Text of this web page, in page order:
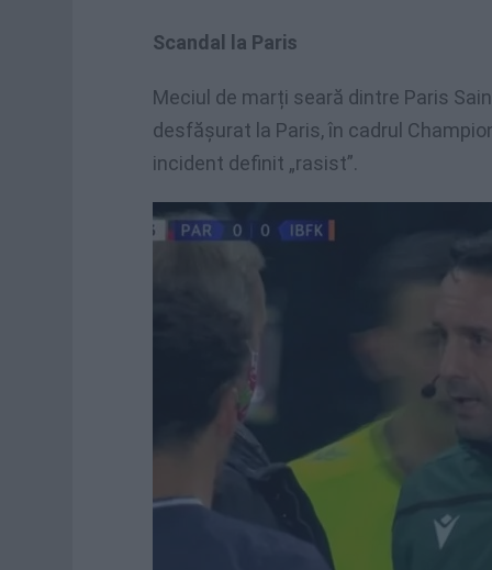
Scandal la Paris
Meciul de marți seară dintre Paris
desfășurat la Paris, în cadrul
incident definit „rasist”.